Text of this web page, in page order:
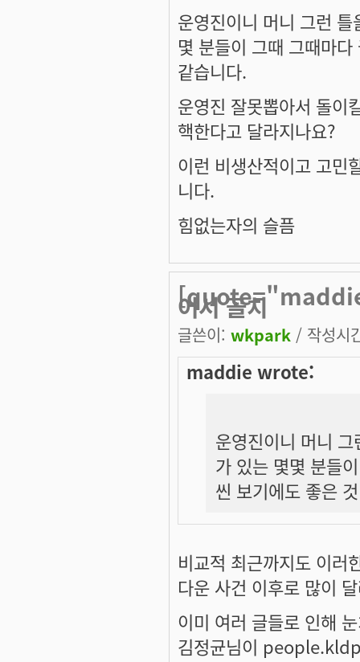
운영진이니 머니 그런
몇 분들이 그때 그때마
같습니다.
운영진 잘못뽑아서 돌이
핵한다고 달라지나요?
이런 비생산적이고 고민
니다.
힘없는자의 슬픔
어서 골치
글쓴이: wkpark / 작성시
maddie wrote:
운영진이니 머니
가 있는 몇몇 분들
씬 보기에도 좋은
비교적 최근까지도 이러
다운 사건 이후로 많이
이미 여러 글들로 인해
김정균님이